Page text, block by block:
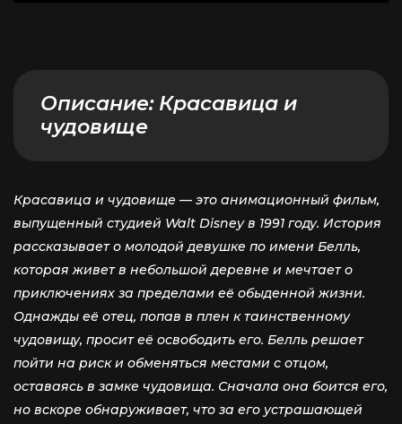
Описание: Красавица и
чудовище
Красавица и чудовище — это анимационный фильм,
выпущенный студией Walt Disney в 1991 году. История
рассказывает о молодой девушке по имени Белль,
которая живет в небольшой деревне и мечтает о
приключениях за пределами её обыденной жизни.
Однажды её отец, попав в плен к таинственному
чудовищу, просит её освободить его. Белль решает
пойти на риск и обменяться местами с отцом,
оставаясь в замке чудовища. Сначала она боится его,
но вскоре обнаруживает, что за его устрашающей